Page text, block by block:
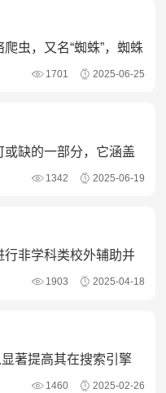
虫，又名“蜘蛛”，蜘蛛
1701 2025-06-25
或缺的一部分，它涵盖
期的技术升级等多个方
1342 2025-06-19
非学科类校外辅助并
1903 2025-04-18
著提高其在搜索引擎
浏览体验。
1460 2025-02-26